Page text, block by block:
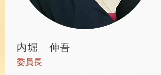
​内堀 伸吾
​委員長